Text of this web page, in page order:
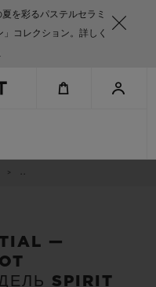
彩るパステルセラミ
コレクション。詳しく
..
—
SPIRIT